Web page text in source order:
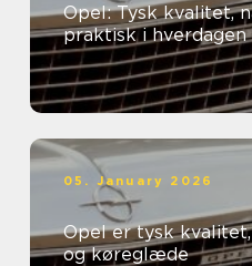
Opel: Tysk kvalitet,
praktisk i hverdagen
05. January 2026
Opel er tysk
og køreglæde